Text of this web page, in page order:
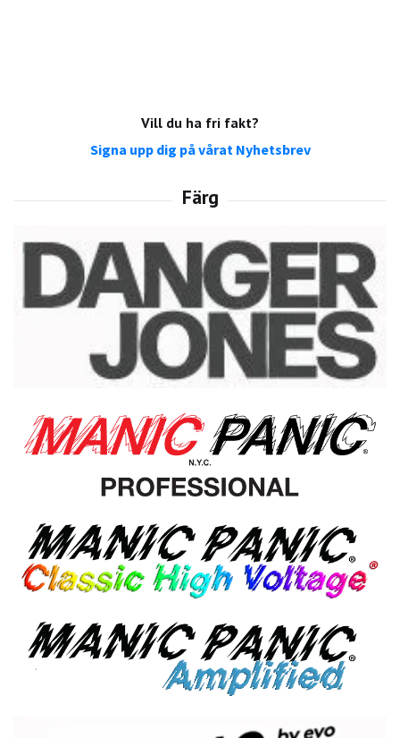
Vill du ha fri fakt?
Signa upp dig på vårat Nyhetsbrev